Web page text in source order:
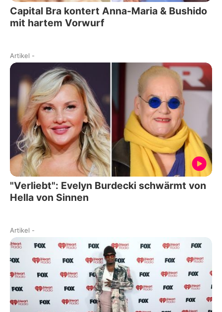
Capital Bra kontert Anna-Maria & Bushido
mit hartem Vorwurf
Artikel -
"Verliebt": Evelyn Burdecki schwärmt von
Hella von Sinnen
Artikel -